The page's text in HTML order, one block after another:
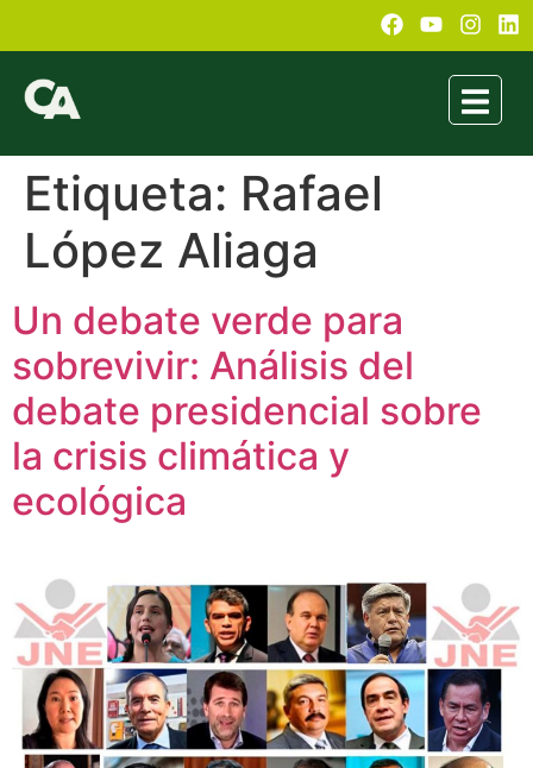
Etiqueta: Rafael
López Aliaga
Un debate verde para
sobrevivir: Análisis del
debate presidencial sobre
la crisis climática y
ecológica